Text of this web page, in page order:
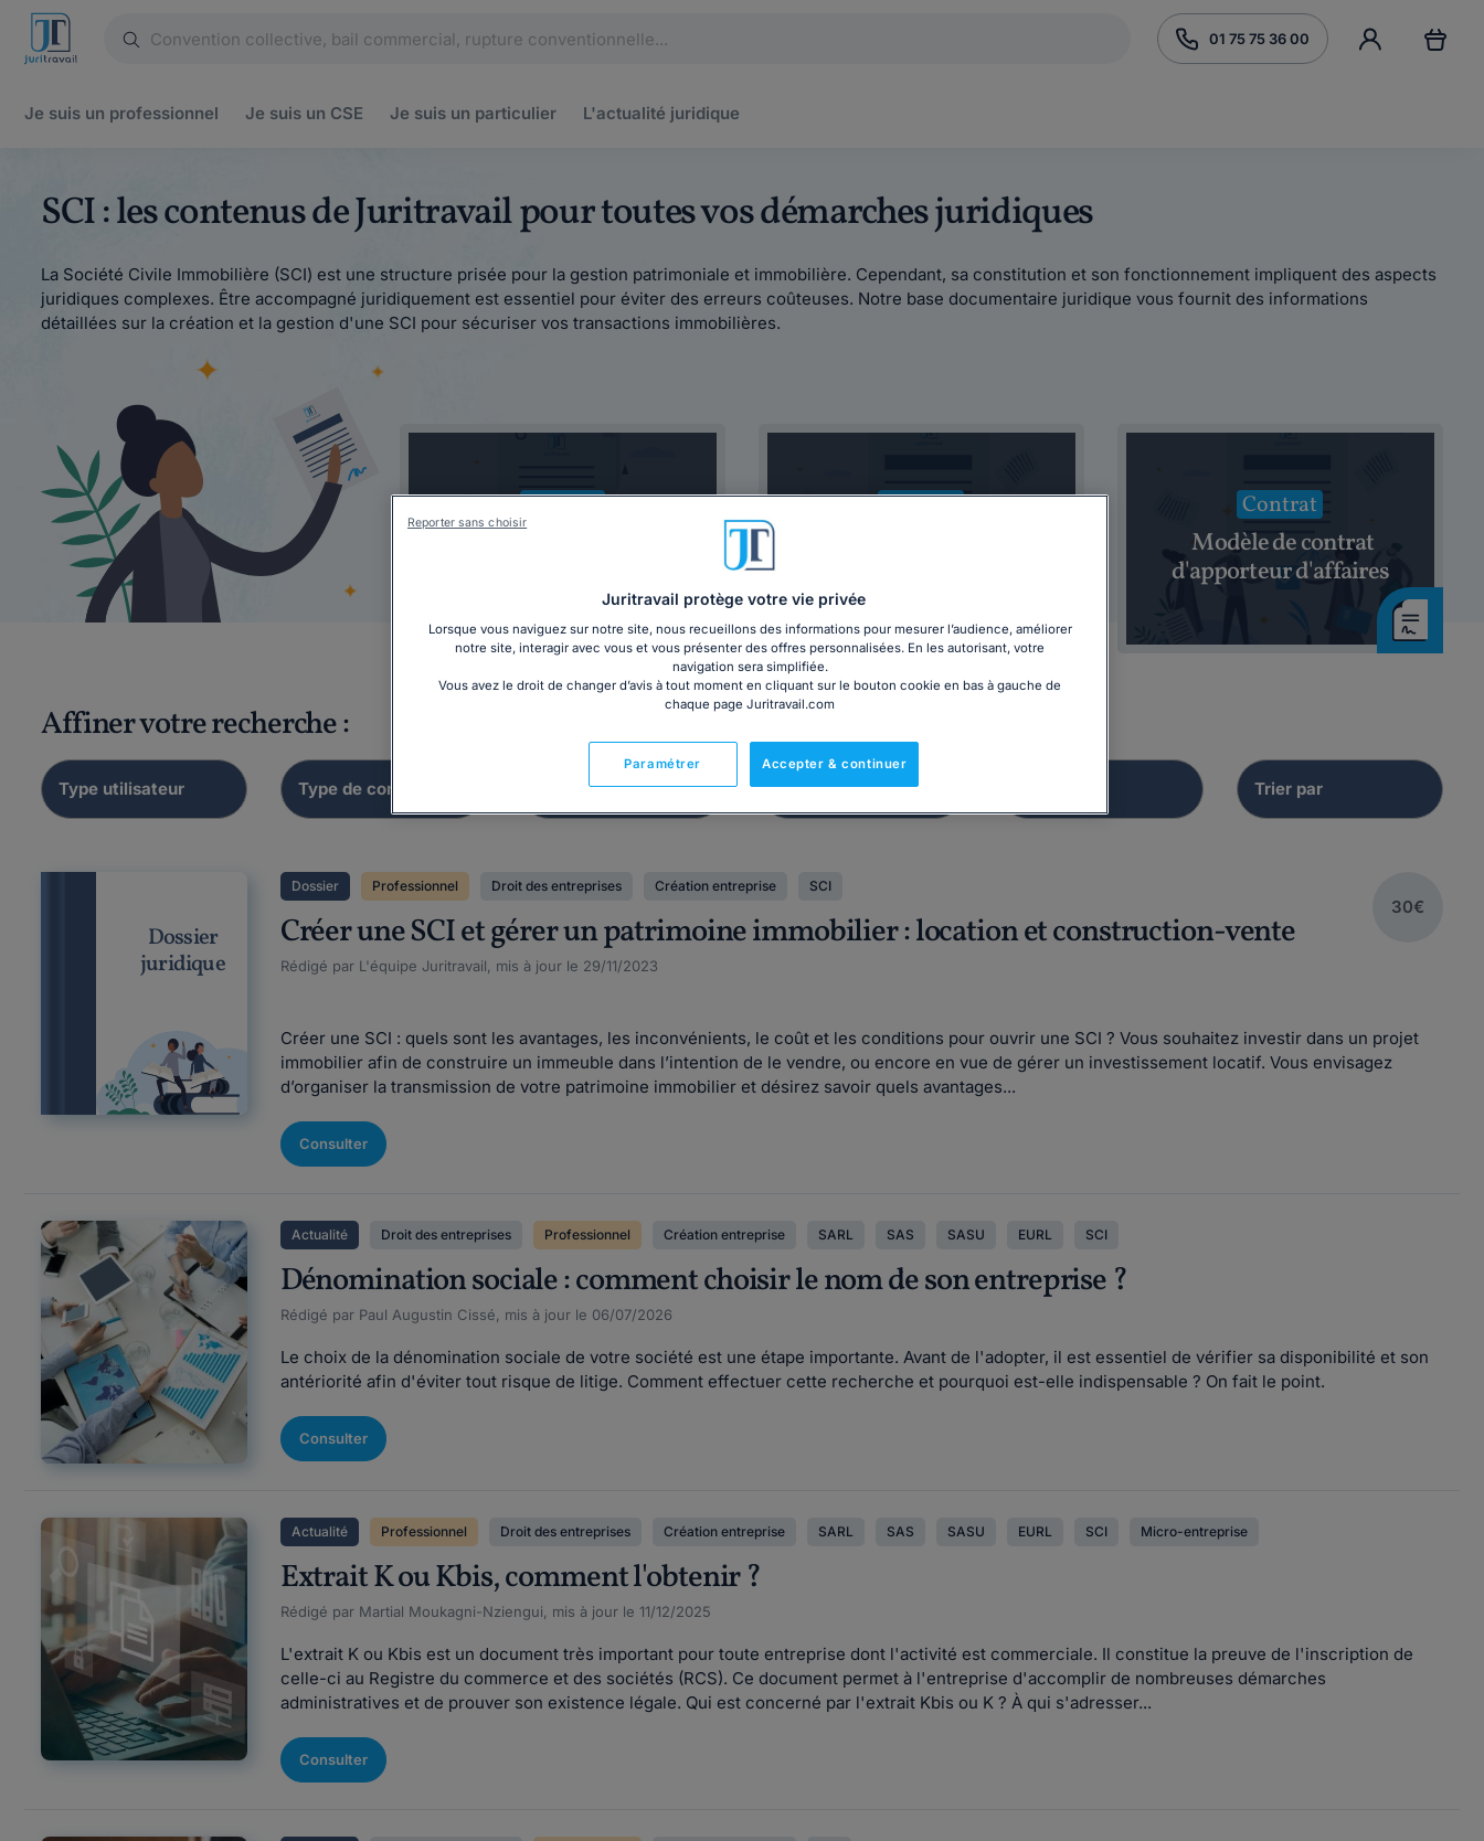
01 75 75 36 00
Je suis un professionnel Je suis un CSE Je suis un particulier L'actualité juridique
SCI : les contenus de Juritravail pour toutes vos démarches juridiques
La Société Civile Immobilière (SCI) est une structure prisée pour la gestion patrimoniale et immobilière. Cependant, sa constitution et son fonctionnement impliquent des aspects
juridiques complexes. Être accompagné juridiquement est essentiel pour éviter des erreurs coûteuses. Notre base documentaire juridique vous fournit des informations
détaillées sur la création et la gestion d'une SCI pour sécuriser vos transactions immobilières.
Dossier Contrat Contrat
Modèle de contrat
d'apporteur d'affaires
Affiner votre recherche :
Dossier
juridique
Dossier Professionnel Droit des entreprises Création entreprise SCI
Créer une SCI et gérer un patrimoine immobilier : location et construction-vente
Rédigé par L'équipe Juritravail, mis à jour le 29/11/2023
30€
Créer une SCI : quels sont les avantages, les inconvénients, le coût et les conditions pour ouvrir une SCI ? Vous souhaitez investir dans un projet
immobilier afin de construire un immeuble dans l’intention de le vendre, ou encore en vue de gérer un investissement locatif. Vous envisagez
d’organiser la transmission de votre patrimoine immobilier et désirez savoir quels avantages...
Consulter
Actualité Droit des entreprises Professionnel Création entreprise SARL SAS SASU EURL SCI
Dénomination sociale : comment choisir le nom de son entreprise ?
Rédigé par Paul Augustin Cissé, mis à jour le 06/07/2026
Le choix de la dénomination sociale de votre société est une étape importante. Avant de l'adopter, il est essentiel de vérifier sa disponibilité et son
antériorité afin d'éviter tout risque de litige. Comment effectuer cette recherche et pourquoi est-elle indispensable ? On fait le point.
Consulter
Actualité Professionnel Droit des entreprises Création entreprise SARL SAS SASU EURL SCI Micro-entreprise
Extrait K ou Kbis, comment l'obtenir ?
Rédigé par Martial Moukagni-Nziengui, mis à jour le 11/12/2025
L'extrait K ou Kbis est un document très important pour toute entreprise dont l'activité est commerciale. Il constitue la preuve de l'inscription de
celle-ci au Registre du commerce et des sociétés (RCS). Ce document permet à l'entreprise d'accomplir de nombreuses démarches
administratives et de prouver son existence légale. Qui est concerné par l'extrait Kbis ou K ? À qui s'adresser...
Consulter
Juritravail protège votre vie privée
Lorsque vous naviguez sur notre site, nous recueillons des informations pour mesurer l’audience, améliorer
notre site, interagir avec vous et vous présenter des offres personnalisées. En les autorisant, votre
navigation sera simplifiée.
Vous avez le droit de changer d’avis à tout moment en cliquant sur le bouton cookie en bas à gauche de
chaque page Juritravail.com
Accepter & continuer
Paramétrer
Reporter sans choisir